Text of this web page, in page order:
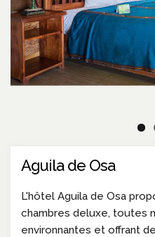
Aguila de Osa
L'hôtel Aguila de Osa
chambres deluxe, toutes
environnantes et offrant